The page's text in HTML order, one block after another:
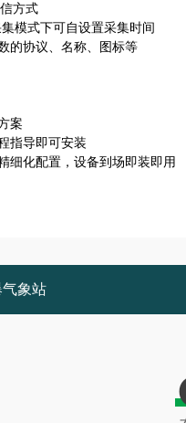
方式
模式下可自设置采集时间
的协议、名称、图标等
案
指导即可安装
细化配置，设备到场即装即用
象站